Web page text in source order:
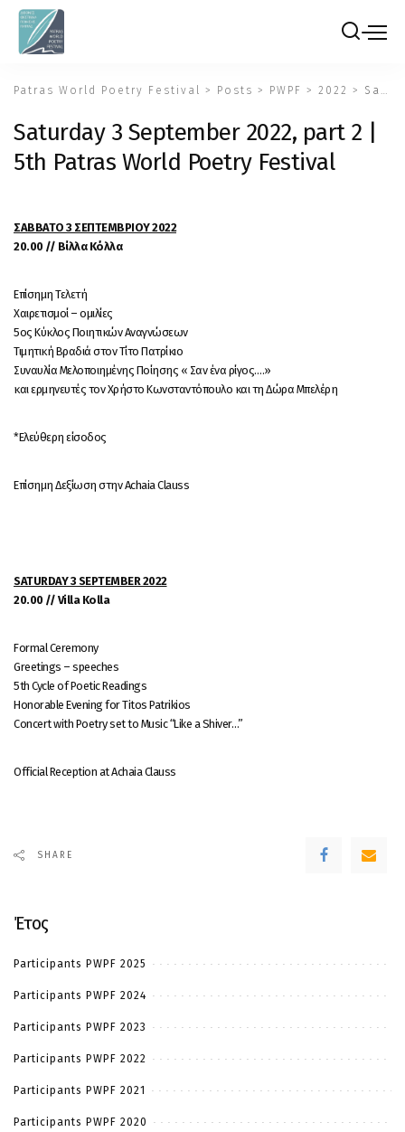
Patras World Poetry Festival > Posts > PWPF > 2022 > Saturday 3 September 2022, part 2 | 5th Patras World Poetry Festival
Saturday 3 September 2022, part 2 |
5th Patras World Poetry Festival
ΣΑΒΒΑΤΟ 3 ΣΕΠΤΕΜΒΡΙΟΥ 2022
20.00 // Βίλλα Κόλλα
Επίσημη Τελετή
Χαιρετισμοί – ομιλίες
5ος Κύκλος Ποιητικών Αναγνώσεων
Τιμητική Βραδιά στον Τίτο Πατρίκιο
Συναυλία Μελοποιημένης Ποίησης « Σαν ένα ρίγος….»
και ερμηνευτές τον Χρήστο Κωνσταντόπουλο και τη Δώρα Μπελέρη
*Ελεύθερη είσοδος
Επίσημη Δεξίωση στην Achaia Clauss
SATURDAY 3 SEPTEMBER 2022
20.00 // Villa Kolla
Formal Ceremony
Greetings – speeches
5th Cycle of Poetic Readings
Honorable Evening for Titos Patrikios
Concert with Poetry set to Music “Like a Shiver…”
Official Reception at Achaia Clauss
SHARE
Έτος
Participants PWPF 2025
Participants PWPF 2024
Participants PWPF 2023
Participants PWPF 2022
Participants PWPF 2021
Participants PWPF 2020